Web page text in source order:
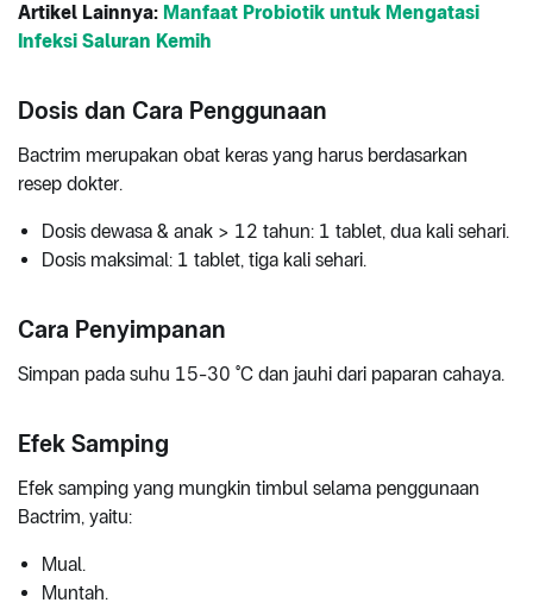
Artikel Lainnya: Manfaat Probiotik untuk Mengatasi
Infeksi Saluran Kemih
Dosis dan Cara Penggunaan
Bactrim merupakan obat keras yang harus berdasarkan
resep dokter.
Dosis dewasa & anak > 12 tahun: 1 tablet, dua kali sehari.
Dosis maksimal: 1 tablet, tiga kali sehari.
Cara Penyimpanan
Simpan pada suhu 15-30 °C dan jauhi dari paparan cahaya.
Efek Samping
Efek samping yang mungkin timbul selama penggunaan
Bactrim, yaitu:
Mual.
Muntah.